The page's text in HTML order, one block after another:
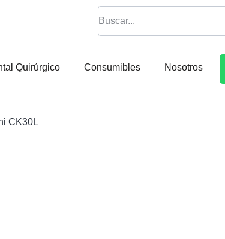
Quirúrgico Consumibles Nosotros
CK30L